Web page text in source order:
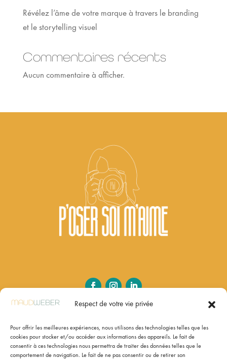
Respect de votre vie privée
Pour offrir les meilleures expériences, nous utilisons des technologies telles que les
cookies pour stocker et/ou accéder aux informations des appareils. Le fait de
consentir à ces technologies nous permettra de traiter des données telles que le
comportement de navigation. Le fait de ne pas consentir ou de retirer son
Révélez l’âme de votre marque à travers le branding
et le storytelling visuel
Commentaires récents
Aucun commentaire à afficher.
& FORMATIONS
Photographe à Angers